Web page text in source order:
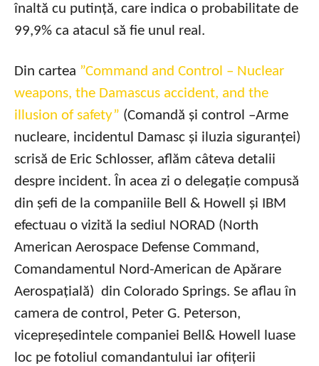
înaltă cu putință, care indica o probabilitate de
99,9% ca atacul să fie unul real.
Din cartea ”Command and Control – Nuclear
weapons, the Damascus accident, and the
illusion of safety” (Comandă și control –Arme
nucleare, incidentul Damasc și iluzia siguranței)
scrisă de Eric Schlosser, aflăm câteva detalii
despre incident. În acea zi o delegație compusă
din șefi de la companiile Bell & Howell și IBM
efectuau o vizită la sediul NORAD (North
American Aerospace Defense Command,
Comandamentul Nord-American de Apărare
Aerospațială) din Colorado Springs. Se aflau în
camera de control, Peter G. Peterson,
vicepreședintele companiei Bell& Howell luase
loc pe fotoliul comandantului iar ofițerii